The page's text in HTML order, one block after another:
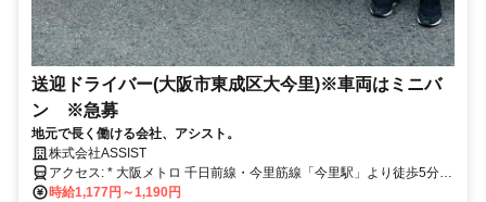
送迎ドライバー(大阪市東成区大今里)※車両はミニバ
ン ※急募
地元で長く働ける会社、アシスト。
株式会社ASSIST
アクセス: * 大阪メトロ 千日前線・今里筋線「今里駅」より徒歩5分 *
近鉄大阪線・奈良線「今里駅」より徒歩17分 ★自転車・バイク通勤
時給1,177円～1,190円